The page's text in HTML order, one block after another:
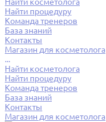
Найти процедуру
Команда тренеров
База знаний
Контакты
Магазин для косметолога
...
Найти косметолога
Найти процедуру
Команда тренеров
База знаний
Контакты
Магазин для косметолога